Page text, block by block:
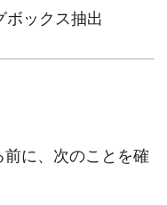
ボックス抽出
に、次のことを確